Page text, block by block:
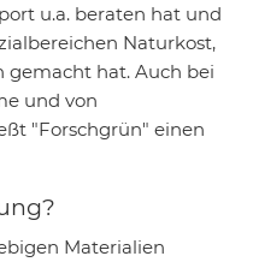
u.a. beraten hat und
Naturkost,
gemacht hat. Auch bei
und von
"Forschgrün" einen
Materialien